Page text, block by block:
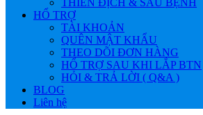
THIÊN ĐỊCH & SÂU BỆNH
HỔ TRỢ
TÀI KHOẢN
QUÊN MẬT KHẨU
THEO DÕI ĐƠN HÀNG
HỔ TRỢ SAU KHI LẮP BTN
HỎI & TRẢ LỜI ( Q&A )
BLOG
Liên hệ